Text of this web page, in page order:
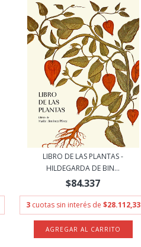
LIBRO DE LAS PLANTAS -
HILDEGARDA DE BIN...
$84.337
3 cuotas sin interés de $28.112,33